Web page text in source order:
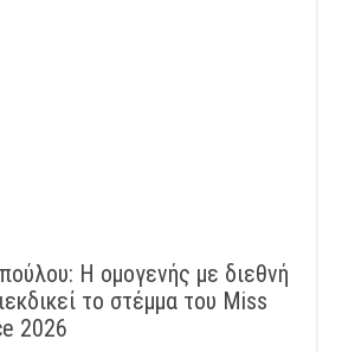
Η ομογενής με διεθνή
το στέμμα του Miss
2026